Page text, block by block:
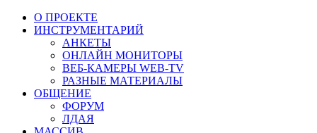
О ПРОЕКТЕ
ИНСТРУМЕНТАРИЙ
АНКЕТЫ
ОНЛАЙН МОНИТОРЫ
ВЕБ-КАМЕРЫ WEB-TV
РАЗНЫЕ МАТЕРИАЛЫ
ОБЩЕНИЕ
ФОРУМ
ЛДАЯ